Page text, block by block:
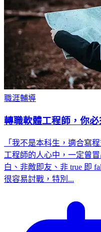
職涯輔導
轉職軟體工程師，你
「我不是本科生，適合寫
工程師的人心中，一定曾
白、非敵即友、非 true 即
很容易討戰，特別...